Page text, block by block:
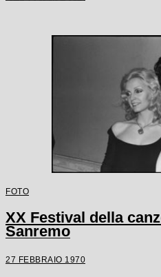
FOTO
XX Festival della
Sanremo
27 FEBBRAIO 1970